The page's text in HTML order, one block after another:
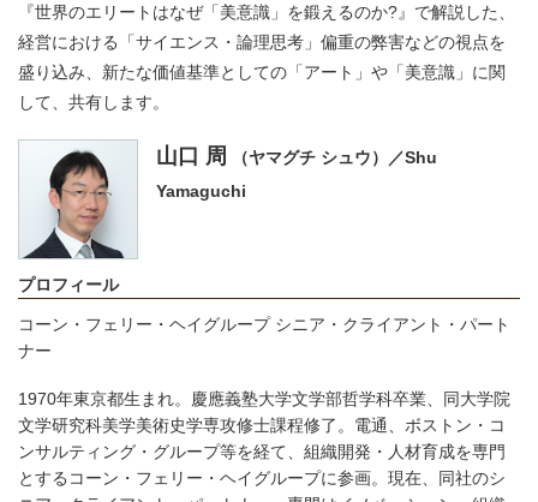
『世界のエリートはなぜ「美意識」を鍛えるのか?』で解説した、
経営における「サイエンス・論理思考」偏重の弊害などの視点を
盛り込み、新たな価値基準としての「アート」や「美意識」に関
して、共有します。
山口 周
（ヤマグチ シュウ）／Shu
Yamaguchi
プロフィール
コーン・フェリー・ヘイグループ シニア・クライアント・パート
ナー
1970年東京都生まれ。慶應義塾大学文学部哲学科卒業、同大学院
文学研究科美学美術史学専攻修士課程修了。電通、ボストン・コ
ンサルティング・グループ等を経て、組織開発・人材育成を専門
とするコーン・フェリー・ヘイグループに参画。現在、同社のシ